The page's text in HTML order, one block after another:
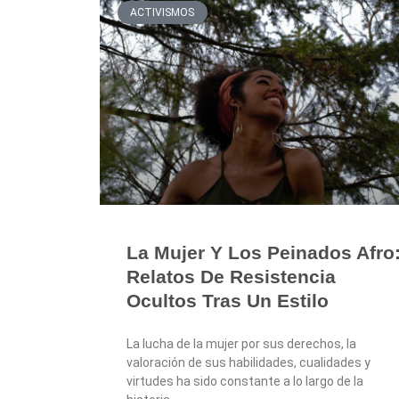
ACTIVISMOS
La Mujer Y Los Peinados
Relatos De Resistencia
Ocultos Tras Un Estilo
La lucha de la mujer por sus derechos, la
valoración de sus habilidades, cualidades y
virtudes ha sido constante a lo largo de la